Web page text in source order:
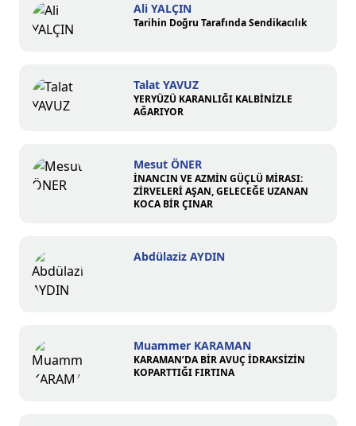
Ali YALÇIN
Tarihin Doğru Tarafında Sendikacılık
Talat YAVUZ
YERYÜZÜ KARANLIĞI KALBİNİZLE
AĞARIYOR
Mesut ÖNER
İNANCIN VE AZMİN GÜÇLÜ MİRASI:
ZİRVELERİ AŞAN, GELECEĞE UZANAN
KOCA BİR ÇINAR
Abdülaziz AYDIN
Muammer KARAMAN
KARAMAN’DA BİR AVUÇ İDRAKSİZİN
KOPARTTIĞI FIRTINA